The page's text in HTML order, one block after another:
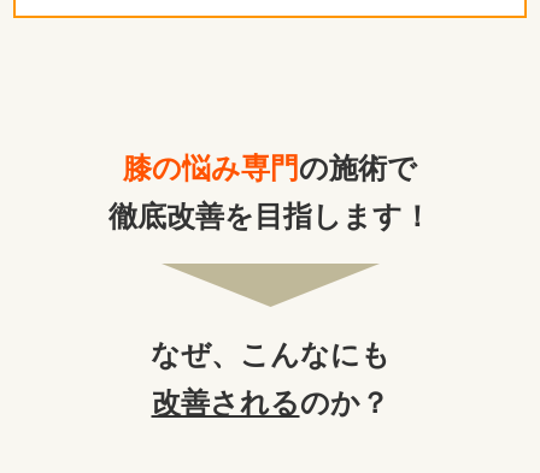
膝の悩み専門の施術で
徹底改善を目指します！
なぜ、 こんなにも
改善されるのか？